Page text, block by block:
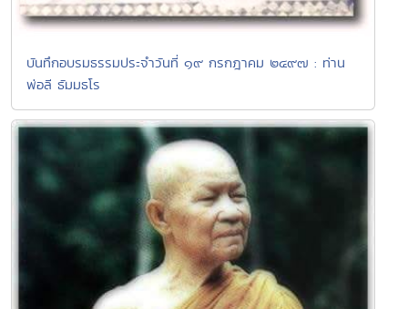
บันทึกอบรมธรรมประจำวันที่ ๑๙ กรกฎาคม ๒๔๙๗ : ท่าน
พ่อลี ธัมมธโร